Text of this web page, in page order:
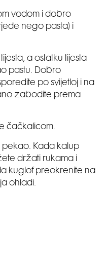
vodom i dobro
nego pasta) i
a ostatku tijesta
pastu. Dobro
po svijetloj i na
zabodite prema
čačkalicom.
pekao. Kada kalup
držati rukama i
kuglof preokrenite na
ohladi.